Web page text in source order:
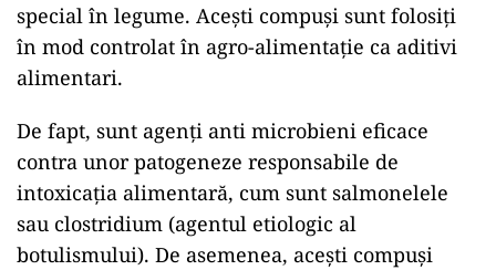
special în legume. Acești compuși sunt folosiți
în mod controlat în agro-alimentație ca aditivi
alimentari.
De fapt, sunt agenți anti microbieni eficace
contra unor patogeneze responsabile de
intoxicația alimentară, cum sunt salmonelele
sau clostridium (agentul etiologic al
botulismului). De asemenea, acești compuși